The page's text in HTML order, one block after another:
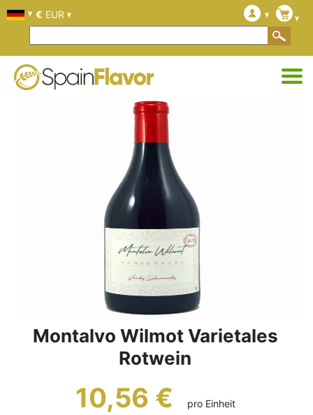
Montalvo Wilmot Varietales
Rotwein
10,56 € pro Einheit
€ EUR